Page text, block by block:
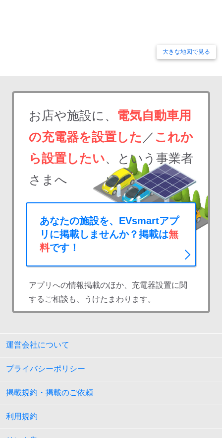
大きな地図で見る
お店や施設に、 電気自動車用
の充電器を設置した ／ これか
ら設置したい、という事業者
さまへ
あなたの施設を、EVsmartアプ
リに掲載しませんか？掲載は無
料です！
アプリへの情報掲載のほか、充電器設置に関
するご相談も、うけたまわります。
運営会社について
プライバシーポリシー
掲載規約・掲載のご依頼
利用規約